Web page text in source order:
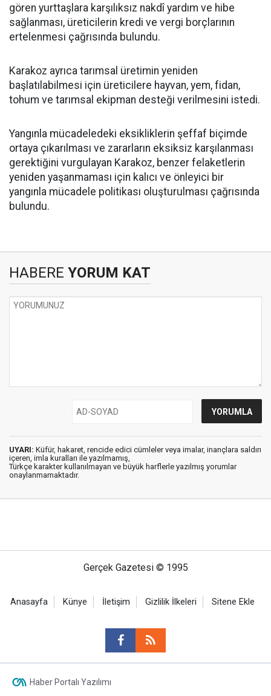
gören yurttaşlara karşılıksız nakdî yardım ve hibe
sağlanması, üreticilerin kredi ve vergi borçlarının
ertelenmesi çağrısında bulundu.
Karakoz ayrıca tarımsal üretimin yeniden
başlatılabilmesi için üreticilere hayvan, yem, fidan,
tohum ve tarımsal ekipman desteği verilmesini istedi.
Yangınla mücadeledeki eksikliklerin şeffaf biçimde
ortaya çıkarılması ve zararların eksiksiz karşılanması
gerektiğini vurgulayan Karakoz, benzer felaketlerin
yeniden yaşanmaması için kalıcı ve önleyici bir
yangınla mücadele politikası oluşturulması çağrısında
bulundu.
HABERE YORUM KAT
UYARI: Küfür, hakaret, rencide edici cümleler veya imalar, inançlara saldırı
içeren, imla kuralları ile yazılmamış,
Türkçe karakter kullanılmayan ve büyük harflerle yazılmış yorumlar
onaylanmamaktadır.
Gerçek Gazetesi © 1995
Anasayfa Künye İletişim Gizlilik İlkeleri Sitene Ekle
Haber Portalı Yazılımı